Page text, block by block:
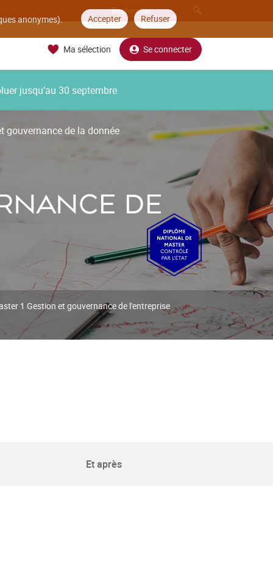
anonymes). Accepter Refuser
Ma sélection Se connecter
jusqu’au 30 septembre
gouvernance de la donnée
DE
1 Gestion et gouvernance de l'entreprise
Et après